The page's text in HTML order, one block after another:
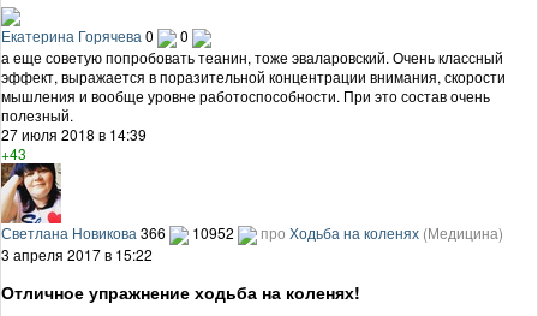
Екатерина Горячева 0
0
а еще советую попробовать теанин, тоже эваларовский. Очень классный
эффект, выражается в поразительной концентрации внимания, скорости
мышления и вообще уровне работоспособности. При это состав очень
полезный.
27 июля 2018 в 14:39
+43
Светлана Новикова 366 10952 про Ходьба на коленях (Медицина)
3 апреля 2017 в 15:22
Отличное упражнение ходьба на коленях!